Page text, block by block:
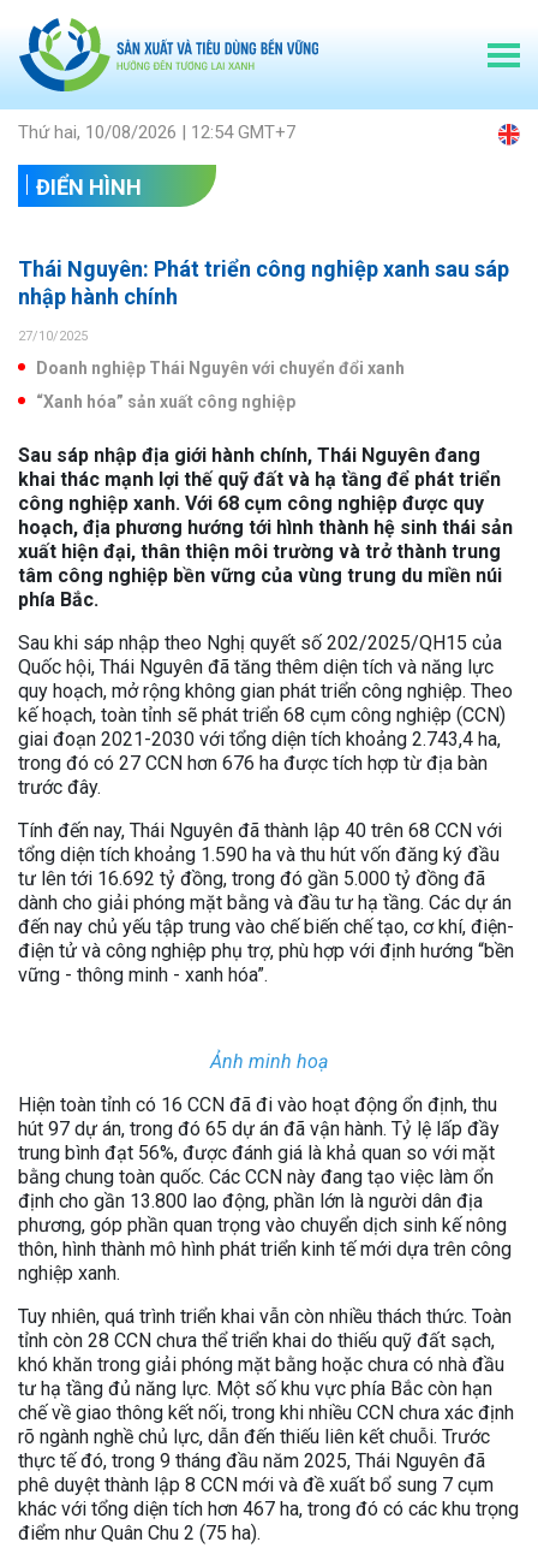
Thứ hai, 10/08/2026 | 12:54 GMT+7
ĐIỂN HÌNH
Thái Nguyên: Phát triển công nghiệp xanh sau sáp
nhập hành chính
27/10/2025
Doanh nghiệp Thái Nguyên với chuyển đổi xanh
“Xanh hóa” sản xuất công nghiệp
Sau sáp nhập địa giới hành chính, Thái Nguyên đang
khai thác mạnh lợi thế quỹ đất và hạ tầng để phát triển
công nghiệp xanh. Với 68 cụm công nghiệp được quy
hoạch, địa phương hướng tới hình thành hệ sinh thái sản
xuất hiện đại, thân thiện môi trường và trở thành trung
tâm công nghiệp bền vững của vùng trung du miền núi
phía Bắc.
Sau khi sáp nhập theo Nghị quyết số 202/2025/QH15 của
Quốc hội, Thái Nguyên đã tăng thêm diện tích và năng lực
quy hoạch, mở rộng không gian phát triển công nghiệp. Theo
kế hoạch, toàn tỉnh sẽ phát triển 68 cụm công nghiệp (CCN)
giai đoạn 2021-2030 với tổng diện tích khoảng 2.743,4 ha,
trong đó có 27 CCN hơn 676 ha được tích hợp từ địa bàn
trước đây.
Tính đến nay, Thái Nguyên đã thành lập 40 trên 68 CCN với
tổng diện tích khoảng 1.590 ha và thu hút vốn đăng ký đầu
tư lên tới 16.692 tỷ đồng, trong đó gần 5.000 tỷ đồng đã
dành cho giải phóng mặt bằng và đầu tư hạ tầng. Các dự án
đến nay chủ yếu tập trung vào chế biến chế tạo, cơ khí, điện-
điện tử và công nghiệp phụ trợ, phù hợp với định hướng “bền
vững - thông minh - xanh hóa”.
Ảnh minh hoạ
Hiện toàn tỉnh có 16 CCN đã đi vào hoạt động ổn định, thu
hút 97 dự án, trong đó 65 dự án đã vận hành. Tỷ lệ lấp đầy
trung bình đạt 56%, được đánh giá là khả quan so với mặt
bằng chung toàn quốc. Các CCN này đang tạo việc làm ổn
định cho gần 13.800 lao động, phần lớn là người dân địa
phương, góp phần quan trọng vào chuyển dịch sinh kế nông
thôn, hình thành mô hình phát triển kinh tế mới dựa trên công
nghiệp xanh.
Tuy nhiên, quá trình triển khai vẫn còn nhiều thách thức. Toàn
tỉnh còn 28 CCN chưa thể triển khai do thiếu quỹ đất sạch,
khó khăn trong giải phóng mặt bằng hoặc chưa có nhà đầu
tư hạ tầng đủ năng lực. Một số khu vực phía Bắc còn hạn
chế về giao thông kết nối, trong khi nhiều CCN chưa xác định
rõ ngành nghề chủ lực, dẫn đến thiếu liên kết chuỗi. Trước
thực tế đó, trong 9 tháng đầu năm 2025, Thái Nguyên đã
phê duyệt thành lập 8 CCN mới và đề xuất bổ sung 7 cụm
khác với tổng diện tích hơn 467 ha, trong đó có các khu trọng
điểm như Quân Chu 2 (75 ha).